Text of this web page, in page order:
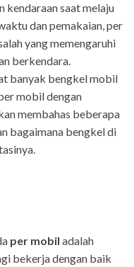
kendaraan saat melaju
dan pemakaian, per
yang memengaruhi
berkendara.
banyak bengkel mobil
mobil dengan
membahas beberapa
bagaimana bengkel di
per mobil adalah
bekerja dengan baik